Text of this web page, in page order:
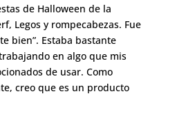
de Halloween de la
Legos y rompecabezas. Fue
bien”. Estaba bastante
en algo que mis
de usar. Como
creo que es un producto